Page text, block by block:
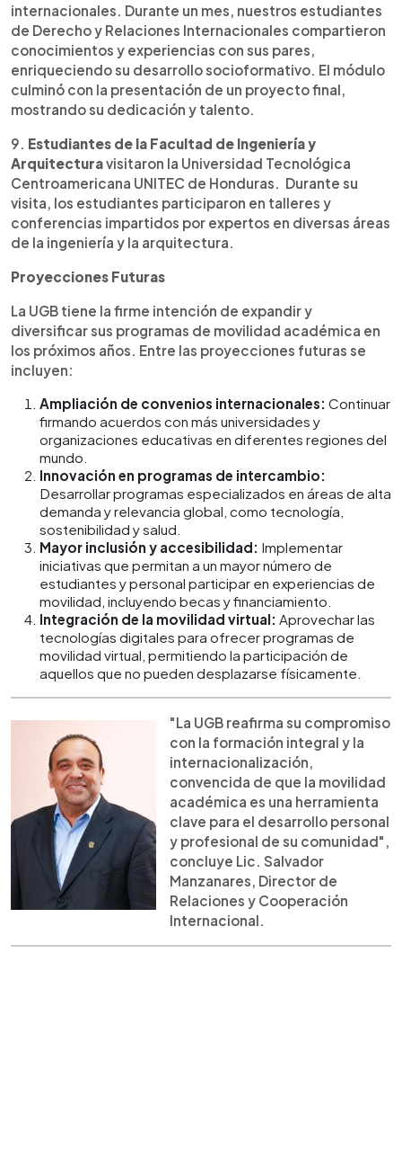
internacionales. Durante un mes, nuestros estudiantes
de Derecho y Relaciones Internacionales compartieron
conocimientos y experiencias con sus pares,
enriqueciendo su desarrollo socioformativo. El módulo
culminó con la presentación de un proyecto final,
mostrando su dedicación y talento.
9. Estudiantes de la Facultad de Ingeniería y
Arquitecturavisitaron la Universidad Tecnológica
Centroamericana UNITEC de Honduras. Durante su
visita, los estudiantes participaron en talleres y
conferencias impartidos por expertos en diversas áreas
de la ingeniería y la arquitectura.
Proyecciones Futuras
La UGB tiene la firme intención de expandir y
diversificar sus programas de movilidad académica en
los próximos años. Entre las proyecciones futuras se
incluyen:
Ampliación de convenios internacionales: Continuar
firmando acuerdos con más universidades y
organizaciones educativas en diferentes regiones del
mundo.
Innovación en programas de intercambio:
Desarrollar programas especializados en áreas de alta
demanda y relevancia global, como tecnología,
sostenibilidad y salud.
Mayor inclusión y accesibilidad: Implementar
iniciativas que permitan a un mayor número de
estudiantes y personal participar en experiencias de
movilidad, incluyendo becas y financiamiento.
Integración de la movilidad virtual: Aprovechar las
tecnologías digitales para ofrecer programas de
movilidad virtual, permitiendo la participación de
aquellos que no pueden desplazarse físicamente.
"La UGB reafirma su compromiso
con la formación integral y la
internacionalización,
convencida de que la movilidad
académica es una herramienta
clave para el desarrollo personal
y profesional de su comunidad",
concluye Lic. Salvador
Manzanares, Director de
Relaciones y Cooperación
Internacional.